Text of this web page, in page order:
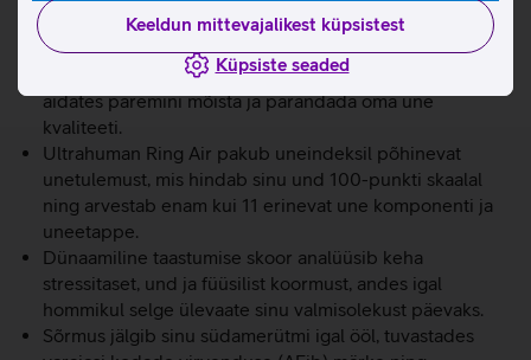
Keeldun mittevajalikest küpsistest
Küpsiste seaded
ärrita nahka.
Sõrmus jälgib detailselt sinu unefaase, südame
löögisageduse muutlikkust (HRV) ja kehatemperatuuri,
aidates paremini mõista ja parandada oma une
kvaliteeti.
Ultrahuman Ring Air pakub uneindeksil põhinevat
unetulemust, mis hindab sinu und 100-punkti skaalal
ning arvestab enam kui 11 erinevat une komponenti ja
uneetappe.
Dünaamiline taastumise skoor analüüsib keha
stressitaset, und ja füüsilist koormust, andes igal
hommikul selge ülevaate sinu valmisolekust päevaks.
Sõrmus jälgib sinu südamerütmi igal ööl, tuvastades